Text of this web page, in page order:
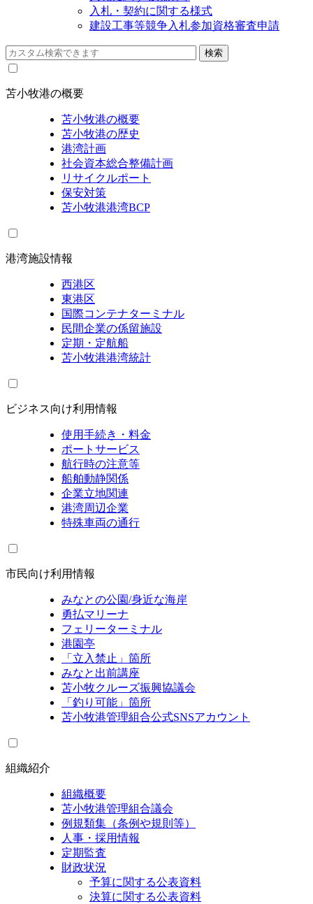
入札・契約に関する様式
建設工事等競争入札参加資格審査申請
苫小牧港の概要
苫小牧港の概要
苫小牧港の歴史
港湾計画
社会資本総合整備計画
リサイクルポート
保安対策
苫小牧港港湾BCP
港湾施設情報
西港区
東港区
国際コンテナターミナル
民間企業の係留施設
定期・定航船
苫小牧港港湾統計
ビジネス向け利用情報
使用手続き・料金
ポートサービス
航行時の注意等
船舶動静関係
企業立地関連
港湾周辺企業
特殊車両の通行
市民向け利用情報
みなとの公園/身近な海岸
勇払マリーナ
フェリーターミナル
港園亭
「立入禁止」箇所
みなと出前講座
苫小牧クルーズ振興協議会
「釣り可能」箇所
苫小牧港管理組合公式SNSアカウント
組織紹介
組織概要
苫小牧港管理組合議会
例規類集（条例や規則等）
人事・採用情報
定期監査
財政状況
予算に関する公表資料
決算に関する公表資料